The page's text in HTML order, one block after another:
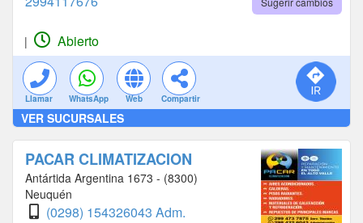
| Abierto
Llamar WhatsApp Web Compartir
VER SUCURSALES
PACAR CLIMATIZACION
Antártida Argentina 1673 - (8300)
Neuquén
(0298) 154326043 Adm.